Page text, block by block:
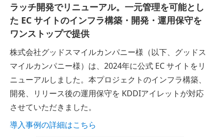
ラッチ開発でリニューアル。一元管理を可能とし
た EC サイトのインフラ構築・開発・運用保守を
ワンストップで提供
株式会社グッドスマイルカンパニー様（以下、グッドス
マイルカンパニー様）は、2024年に公式 EC サイトをリ
ニューアルしました。本プロジェクトのインフラ構築、
開発、リリース後の運用保守を KDDIアイレットが対応
させていただきました。
導入事例の詳細はこちら